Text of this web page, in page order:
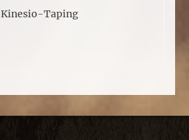
Taping